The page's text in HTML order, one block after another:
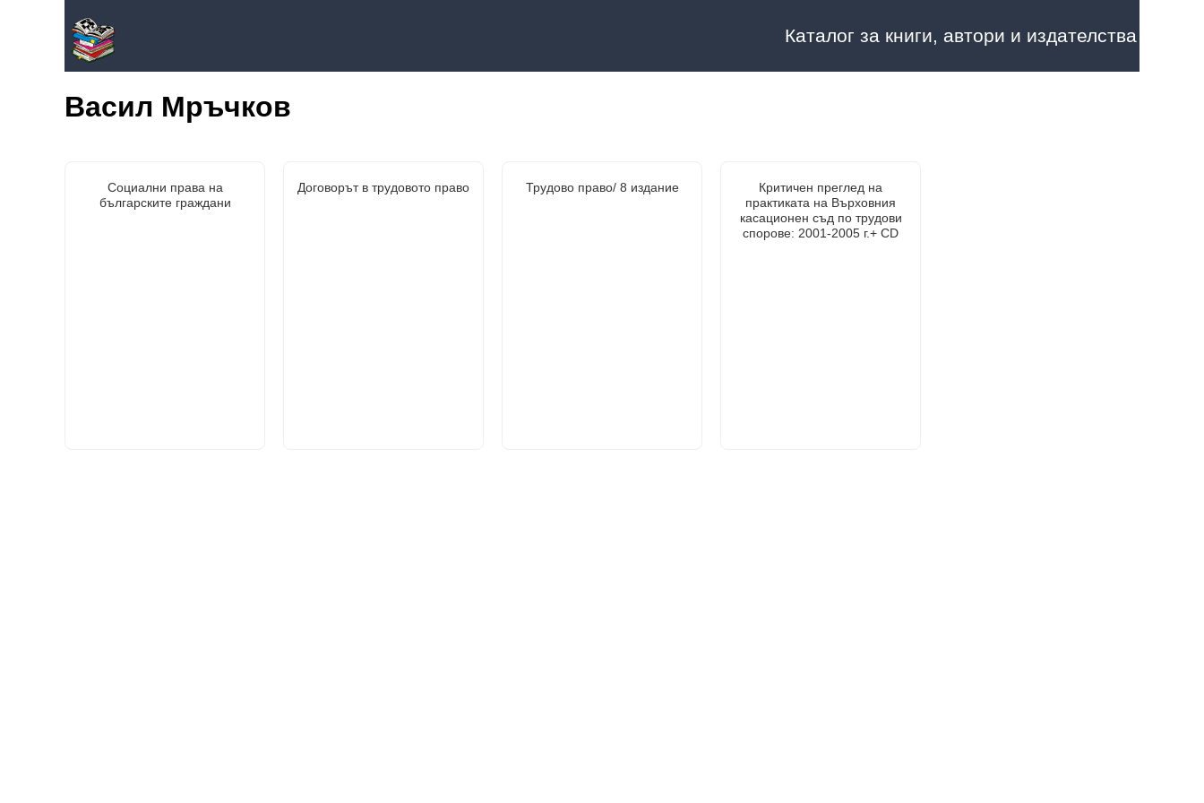
Каталог за книги, автори и издателства
Васил Мръчков
Социални права на
българските граждани
Договорът в трудовото право Трудово право/ 8 издание
Критичен преглед на
практиката на Върховния
касационен съд по трудови
спорове: 2001-2005 г.+ CD